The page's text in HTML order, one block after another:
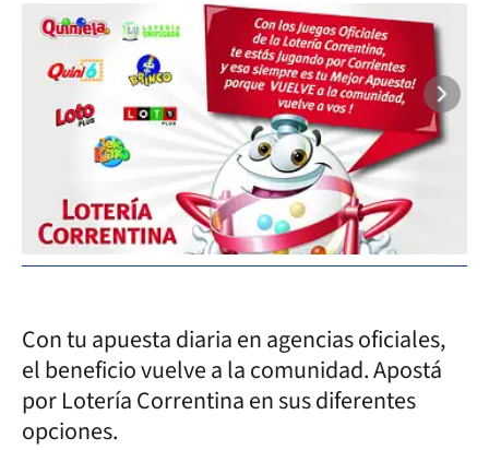
Con tu apuesta diaria en agencias oficiales,
el beneficio vuelve a la comunidad. Apostá
por Lotería Correntina en sus diferentes
opciones.